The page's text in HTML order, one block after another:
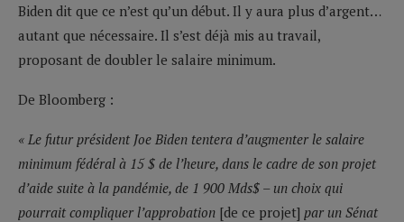
Biden dit que ce n’est qu’un début. Il y aura plus d’argent…
autant que nécessaire. Il s’est déjà mis au travail,
proposant de doubler le salaire minimum.
De Bloomberg :
« Le futur président Joe Biden tentera d’augmenter le salaire
minimum fédéral à 15 $ de l’heure, dans le cadre de son projet
d’aide suite à la pandémie, de 1 900 Mds$ – un choix qui
pourrait compliquer l’approbation [de ce projet] par un Sénat